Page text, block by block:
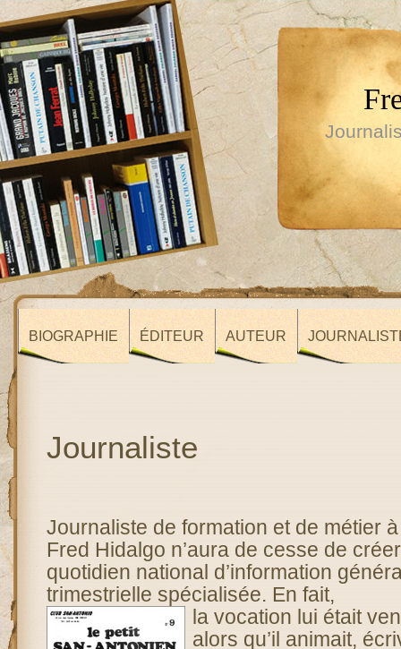
BIOGRAPHIE ÉDITEUR AUTEUR
Journaliste
Journaliste de formation et de métier
Fred Hidalgo n’aura de cesse de
quotidien national d’information
trimestrielle spécialisée. En fait,
la vocation lui était
alors qu’il animait,